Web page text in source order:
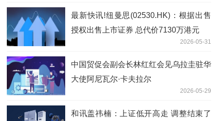
最新快讯!纽曼思(02530.HK)：根据出售
授权出售上市证券 总代价7130万港元
2026-05-31
中国贸促会副会长林红红会见乌拉圭驻华
大使阿尼瓦尔·卡夫拉尔
2026-05-29
和讯盖祎楠：上证低开高走 调整结束了